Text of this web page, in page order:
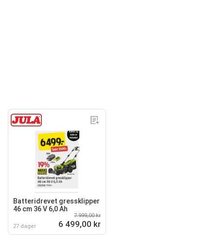
Batteridrevet gressklipper
46 cm 36 V 6,0 Ah
27 dager
7 999,00 kr
6 499,00 kr